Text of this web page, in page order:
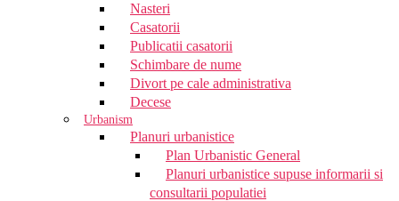
Nasteri
Casatorii
Publicatii casatorii
Schimbare de nume
Divort pe cale administrativa
Decese
Urbanism
Planuri urbanistice
Plan Urbanistic General
Planuri urbanistice supuse informarii si
consultarii populatiei